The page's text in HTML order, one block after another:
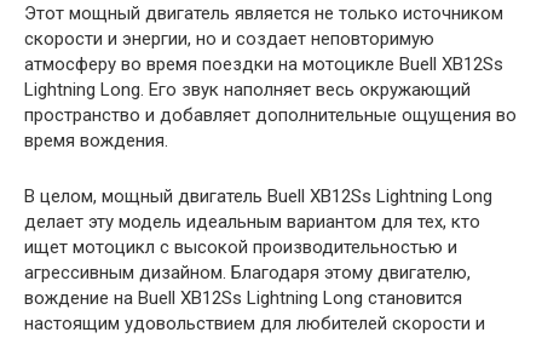
Этот мощный двигатель является не только источником
скорости и энергии, но и создает неповторимую
атмосферу во время поездки на мотоцикле Buell XB12Ss
Lightning Long. Его звук наполняет весь окружающий
пространство и добавляет дополнительные ощущения во
время вождения.
В целом, мощный двигатель Buell XB12Ss Lightning Long
делает эту модель идеальным вариантом для тех, кто
ищет мотоцикл с высокой производительностью и
агрессивным дизайном. Благодаря этому двигателю,
вождение на Buell XB12Ss Lightning Long становится
настоящим удовольствием для любителей скорости и